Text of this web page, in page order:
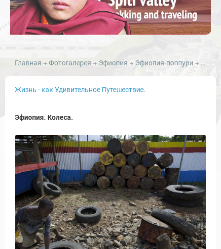
и Туры
Главная Фотогалерея Эфиопия Эфиопия-поппури
Жизнь - как Удивительное Путешествие.
Эфиопия. Колеса.